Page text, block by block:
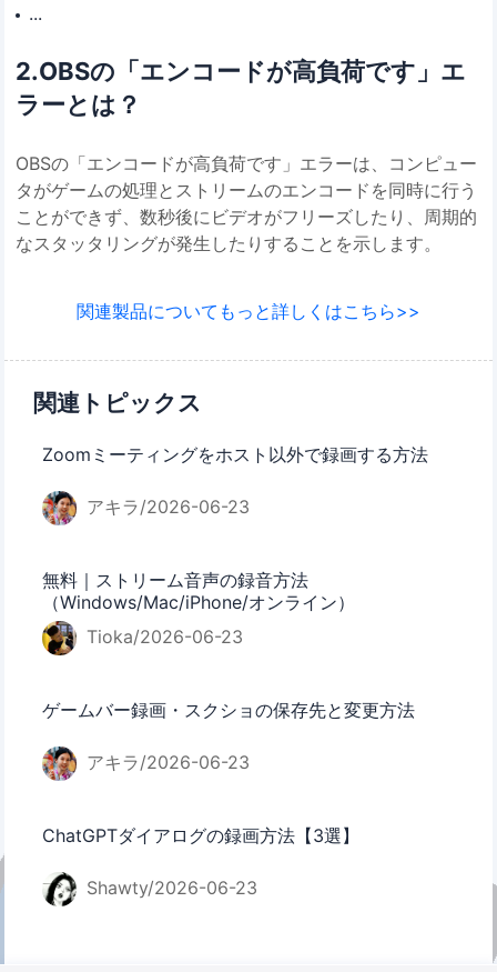
...
2.OBSの「エンコードが高負荷です」エ
ラーとは？
OBSの「エンコードが高負荷です」エラーは、コンピュー
タがゲームの処理とストリームのエンコードを同時に行う
ことができず、数秒後にビデオがフリーズしたり、周期的
なスタッタリングが発生したりすることを示します。
関連製品についてもっと詳しくはこちら>>
関連トピックス
Zoomミーティングをホスト以外で録画する方法
アキラ/2026-06-23
無料｜ストリーム音声の録音方法
（Windows/Mac/iPhone/オンライン）
Tioka/2026-06-23
ゲームバー録画・スクショの保存先と変更方法
アキラ/2026-06-23
ChatGPTダイアログの録画方法【3選】
Shawty/2026-06-23